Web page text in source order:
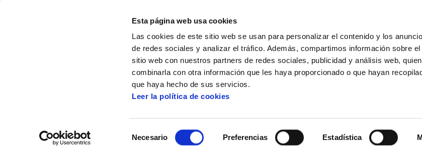
Esta página web usa cookies
Las cookies de este sitio web se usan para personalizar el contenido y los
de redes sociales y analizar el tráfico. Además, compartimos información sobre el
sitio web con nuestros partners de redes sociales, publicidad y análisis web,
combinarla con otra información que les haya proporcionado o que hayan
que haya hecho de sus servicios.
Leer la política de cookies
Necesario Preferencias Estadística
Centro de documentación Landeia Landeia 160